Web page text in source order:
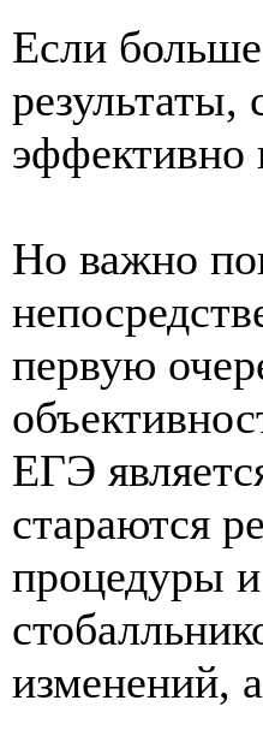
Если
результаты,
эффективно
Но важно
первую
ЕГЭ
стараются
процедуры
изменений,